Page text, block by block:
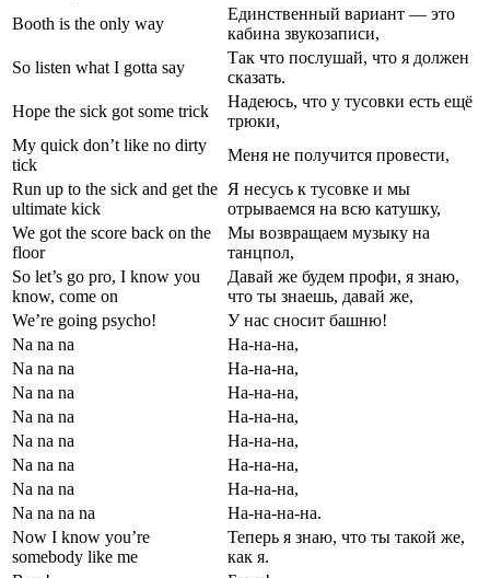
Booth is the only way
Единственный вариант — это
кабина звукозаписи,
So listen what I gotta say
Так что послушай, что я должен
сказать.
Hope the sick got some trick
Надеюсь, что у тусовки есть ещё
трюки,
My quick don’t like no dirty
tick
Меня не получится провести,
Run up to the sick and get the
ultimate kick
Я несусь к тусовке и мы
отрываемся на всю катушку,
We got the score back on the
floor
Мы возвращаем музыку на
танцпол,
So let’s go pro, I know you
know, come on
Давай же будем профи, я знаю,
что ты знаешь, давай же,
We’re going psycho!
У нас сносит башню!
Na na na
На-на-на,
Na na na
На-на-на,
Na na na
На-на-на,
Na na na
На-на-на,
Na na na
На-на-на,
Na na na
На-на-на,
Na na na
На-на-на,
Na na na na
На-на-на-на.
Now I know you’re
somebody like me
Теперь я знаю, что ты такой же,
как я.